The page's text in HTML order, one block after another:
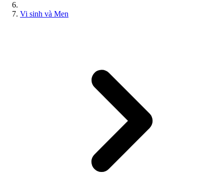
Vi sinh và Men